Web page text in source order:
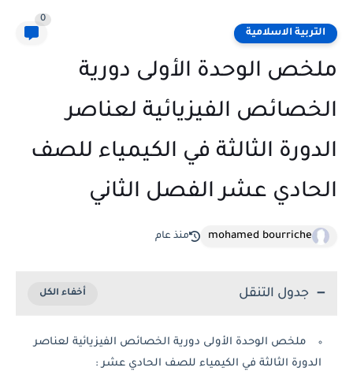
التربية الاسلامية
0
ملخص الوحدة الأولى دورية
الخصائص الفيزيائية لعناصر
الدورة الثالثة في الكيمياء للصف
الحادي عشر الفصل الثاني
mohamed bourriche منذ عام
جدول التنقل
ملخص الوحدة الأولى دورية الخصائص الفيزيائية لعناصر
الدورة الثالثة في الكيمياء للصف الحادي عشر :